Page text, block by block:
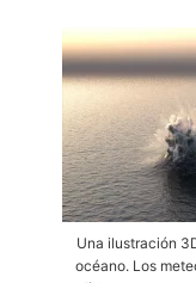
Una ilustración
océano. Los